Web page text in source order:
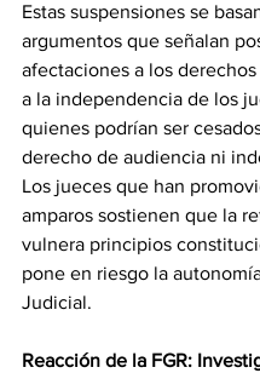
Estas suspensiones se
argumentos que señalan
afectaciones a los
a la independencia de los
quienes podrían ser
derecho de audiencia ni
Los jueces que han
amparos sostienen que la
vulnera principios
pone en riesgo la
Judicial.
Reacción de la FGR: